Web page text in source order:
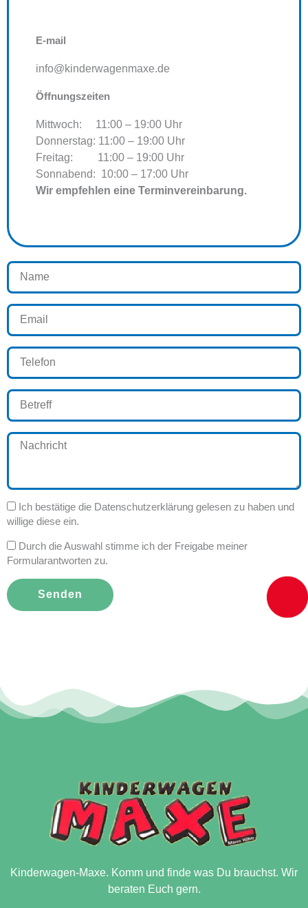
E-mail
info@kinderwagenmaxe.de
Öffnungszeiten
Mittwoch: 11:00 – 19:00 Uhr
Donnerstag: 11:00 – 19:00 Uhr
Freitag: 11:00 – 19:00 Uhr
Sonnabend: 10:00 – 17:00 Uhr
Wir empfehlen eine Terminvereinbarung.
Name
Email
Telefon
Betreff
Nachricht
Datenschutz
Ich bestätige die Datenschutzerklärung gelesen zu haben und
willige diese ein.
Datenschutz
Durch die Auswahl stimme ich der Freigabe meiner
Formularantworten zu.
Senden
Kinderwagen-Maxe. Komm und finde was Du brauchst. Wir
beraten Euch gern.